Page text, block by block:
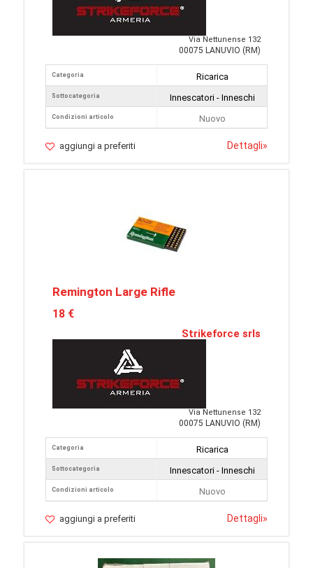
Via Nettunense 132
00075 LANUVIO (RM)
Categoria
Sottocategoria
Condizioni articolo
Ricarica
Innescatori - Inneschi
Nuovo
aggiungi a preferiti Dettagli»
Remington Large Rifle
18 €
Strikeforce srls
Via Nettunense 132
00075 LANUVIO (RM)
Categoria
Sottocategoria
Condizioni articolo
Ricarica
Innescatori - Inneschi
Nuovo
aggiungi a preferiti Dettagli»